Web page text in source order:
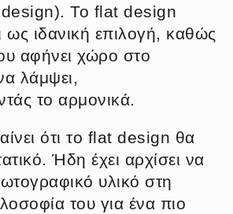
Το flat design
ως ιδανική επιλογή, καθώς
αφήνει χώρο στο
λάμψει,
το αρμονικά.
ότι το flat design θα
Ήδη έχει αρχίσει να
υλικό στη
του για ένα πιο